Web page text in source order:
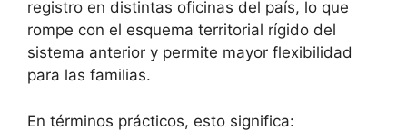
registro en distintas oficinas del país, lo que
rompe con el esquema territorial rígido del
sistema anterior y permite mayor flexibilidad
para las familias.
En términos prácticos, esto significa: